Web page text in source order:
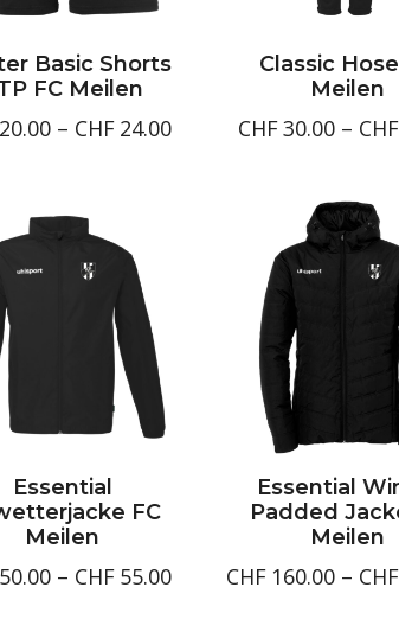
Basic Shorts
FC Meilen
20.00 – CHF 24.00Preisspanne:
Classic
Meilen
CHF30.00 – CHF
Essential
FC
Meilen
50.00 – CHF 55.00Preisspanne:
Essential
Padded
Meilen
CHF 160.00 – CHF